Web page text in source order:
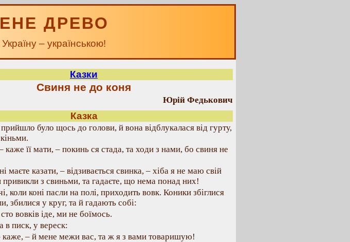
ДРЕВО
– українською!
Казки
Свиня не до коня
Юрій Федькович
Казка
було щось до голови, й вона відблукалася від гурту,
її мати, – покинь ся стада, та ходи з нами, бо свиня не
маєте казати, – відзивається свинка, – хіба я не маю свій
з свиньми, та гадаєте, що нема понад них!
коли коні пасли на полі, приходить вовк. Коники збіглися
збилися у круг, та й гадають собі:
вовків іде, ми не боїмось.
в писк, у вереск:
каже, – й мене межи вас, та ж я з вами товаришую!